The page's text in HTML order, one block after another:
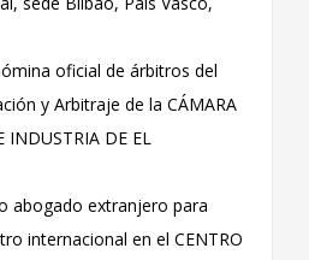
oficial de árbitros del
y Arbitraje de la CÁMARA
INDUSTRIA DE EL
abogado extranjero para
internacional en el CENTRO